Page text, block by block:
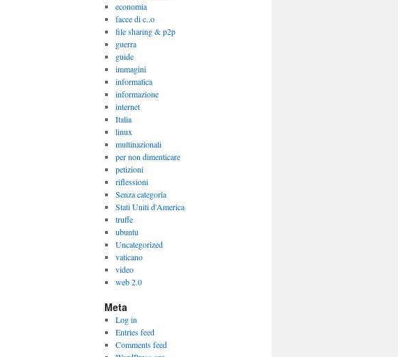
economia
facce di c..o
file sharing & p2p
guerra
guide
immagini
informatica
informazione
internet
Italia
linux
multinazionali
per non dimenticare
petizioni
riflessioni
Senza categoria
Stati Uniti d'America
truffe
ubuntu
Uncategorized
vaticano
video
web 2.0
Meta
Log in
Entries feed
Comments feed